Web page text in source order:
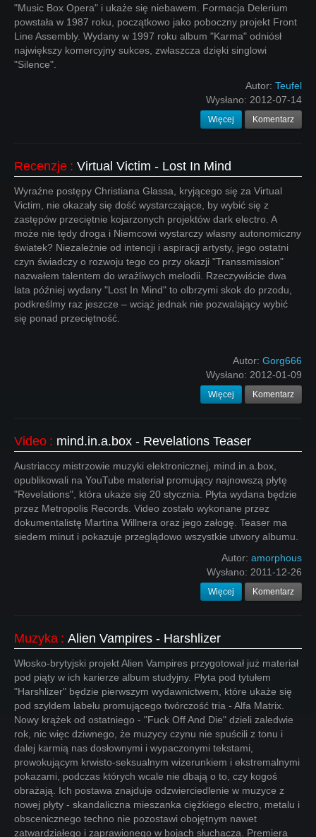
"Music Box Opera" i ukaże się niebawem. Formacja Delerium
powstała w 1987 roku, początkowo jako poboczny projekt Front
Line Assembly. Wydany w 1997 roku album "Karma" odniósł
największy komercyjny sukces, zwłaszcza dzięki singlowi
"Silence".
Autor: Teufel
Wysłano: 2012-07-14
Więcej Komentarz
Recenzje : Virtual Victim - Lost In Mind
Wyraźne postępy Christiana Glassa, kryjącego się za Virtual
Victim, nie okazały się dość wystarczające, by wybić się z
zastępów przeciętnie kojarzonych projektów dark electro. A
może nie tędy droga i Niemcowi wystarczy własny autonomiczny
światek? Niezależnie od intencji i aspiracji artysty, jego ostatni
czyn świadczy o rozwoju tego co przy okazji "Transsmission"
nazwałem talentem do wrażliwych melodii. Rzeczywiście dwa
lata później wydany "Lost In Mind" to olbrzymi skok do przodu,
podkreślmy raz jeszcze – wciąż jednak nie pozwalający wybić
się ponad przeciętność.
Autor: Gorg666
Wysłano: 2012-01-09
Więcej Komentarz
Video : mind.in.a.box - Revelations Teaser
Austriaccy mistrzowie muzyki elektronicznej, mind.in.a.box,
opublikowali na YouTube materiał promujący najnowszą płytę
"Revelations", która ukaże się 20 stycznia. Płyta wydana będzie
przez Metropolis Records. Video zostało wykonane przez
dokumentalistę Martina Willnera oraz jego załogę. Teaser ma
siedem minut i pokazuje przeglądowo wszystkie utwory albumu.
Autor: amorphous
Wysłano: 2011-12-26
Więcej Komentarz
Muzyka : Alien Vampires - Harshlizer
Włosko-brytyjski projekt Alien Vampires przygotował już materiał
pod piąty w ich karierze album studyjny. Płyta pod tytułem
"Harshlizer" będzie pierwszym wydawnictwem, które ukaże się
pod szyldem labelu promującego twórczość tria - Alfa Matrix.
Nowy krążek od ostatniego - "Fuck Off And Die" dzieli zaledwie
rok, nic więc dziwnego, że muzycy czynu nie spuścili z tonu i
dalej karmią nas dosłownymi i wypaczonymi tekstami,
prowokującym krwisto-seksualnym wizerunkiem i ekstremalnymi
pokazami, podczas których wcale nie dbają o to, czy kogoś
obrażają. Ich postawa znajduje odzwierciedlenie w muzyce z
nowej płyty - skandaliczna mieszanka ciężkiego electro, metalu i
obscenicznego techno nie pozostawi obojętnym nawet
zatwardziałego i zaprawionego w bojach słuchacza. Premiera